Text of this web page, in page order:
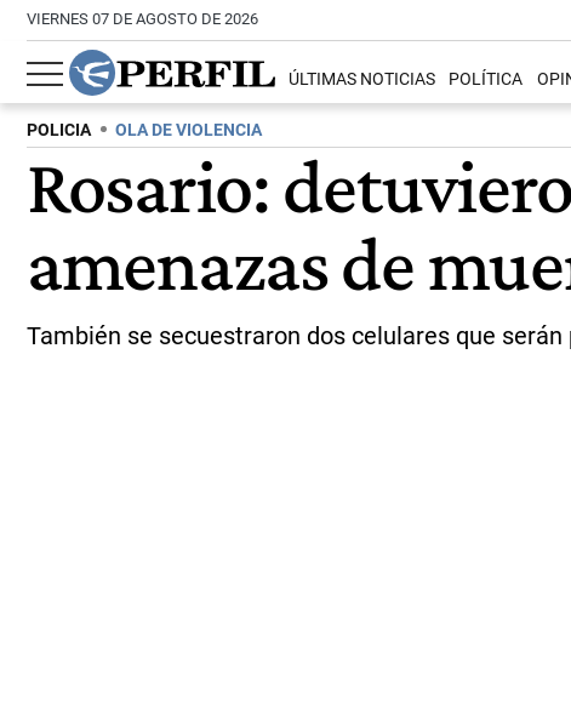
VIERNES 07 DE AGOSTO DE 2026
ÚLTIMAS NOTICIAS POLÍTICA
POLICIA OLA DE VIOLENCIA
Rosario:
amenazas de
También se secuestraron dos celulares que